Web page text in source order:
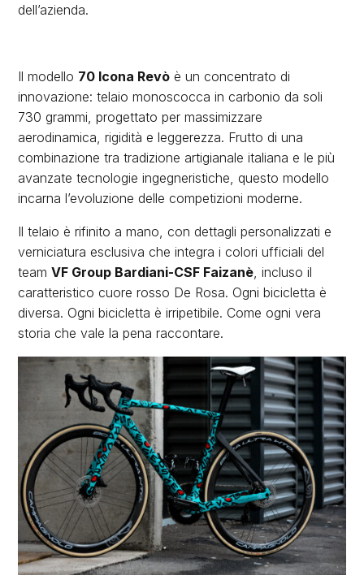
dell’azienda.
Il modello 70 Icona Revò è un concentrato di
innovazione: telaio monoscocca in carbonio da soli
730 grammi, progettato per massimizzare
aerodinamica, rigidità e leggerezza. Frutto di una
combinazione tra tradizione artigianale italiana e le più
avanzate tecnologie ingegneristiche, questo modello
incarna l’evoluzione delle competizioni moderne.
Il telaio è rifinito a mano, con dettagli personalizzati e
verniciatura esclusiva che integra i colori ufficiali del
teamVF Group Bardiani-CSF Faizanè , incluso il
caratteristico cuore rosso De Rosa. Ogni bicicletta è
diversa. Ogni bicicletta è irripetibile. Come ogni vera
storia che vale la pena raccontare.